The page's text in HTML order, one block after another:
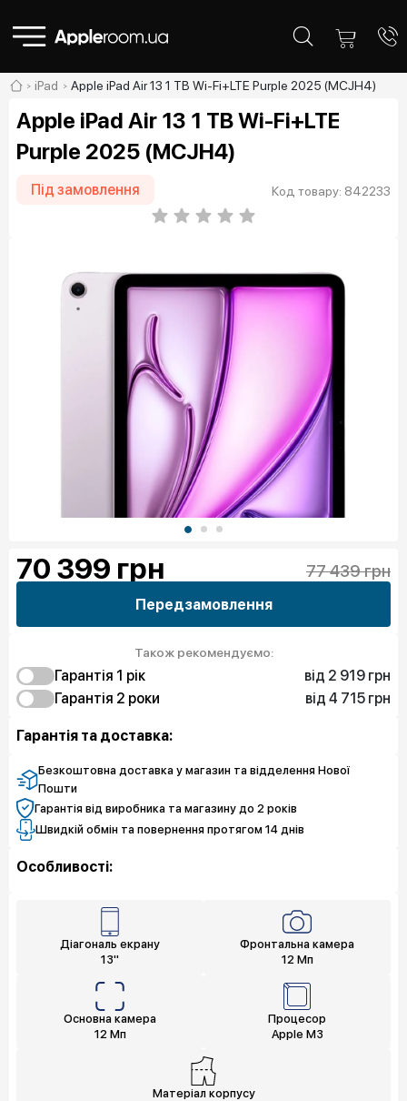
iPad Apple iPad Air 13 1 TB Wi-Fi+LTE Purple 2025 (MCJH4)
Apple iPad Air 13 1 TB Wi-Fi+LTE
Purple 2025 (MCJH4)
Під замовлення Код товару: 842233
70 399 грн 77 439 грн
Передзамовлення
Також рекомендуємо:
Гарантія 1 рiк
від 2 919 грн
Захист від браку
2 919 грн
Гарантія 2 роки
від 4 715 грн
Захист екрана
Гарантія та доставка:
Безкоштовна доставка у магазин та відделення Нової
Пошти
Гарантія від виробника та магазину до 2 років
Швидкій обмін та повернення протягом 14 днів
Особливості:
Діагональ екрану
13"
Фронтальна камера
12 Мп
Основна камера
12 Мп
Процесор
Apple M3
Матеріал корпусу